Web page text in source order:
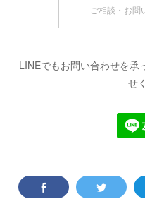
ご相談・お問
LINEでもお問い合わせを承
せ